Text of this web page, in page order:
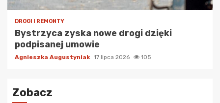
DROGI I REMONTY
Bystrzyca zyska nowe drogi dzięki
podpisanej umowie
Agnieszka Augustyniak 17 lipca 2026 105
Zobacz